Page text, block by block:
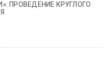
ПРОВЕДЕНИЕ КРУГЛОГО